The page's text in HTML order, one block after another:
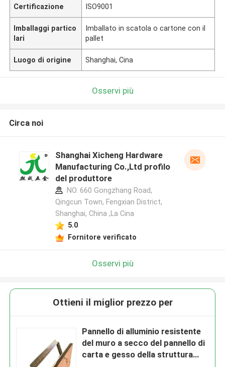
Certificazione ISO9001
Imballaggi partico
lari
Imballato in scatola o cartone con il
pallet
Luogo di origine Shanghai, Cina
Osservi più
Circa noi
Shanghai Xicheng Hardware
Manufacturing Co.,Ltd profilo
del produttore
NO. 660 Gongzhang Road,
Qingcun Town, Fengxian District,
Shanghai, China ,La Cina
5.0
Fornitore verificato
Osservi più
Ottieni il miglior prezzo per
Pannello di alluminio resistente
del muro a secco del pannello di
carta e gesso della struttura